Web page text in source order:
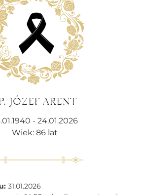
JÓZEF ARENT
- 24.01.2026
Wiek: 86 lat
31.01.2026